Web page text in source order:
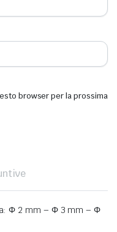
browser per la prossima
Φ 2 mm – Φ 3 mm – Φ